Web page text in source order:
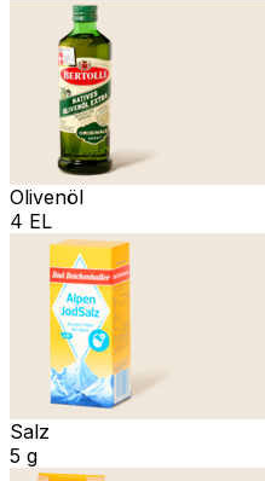
Olivenöl
4 EL
Salz
5 g